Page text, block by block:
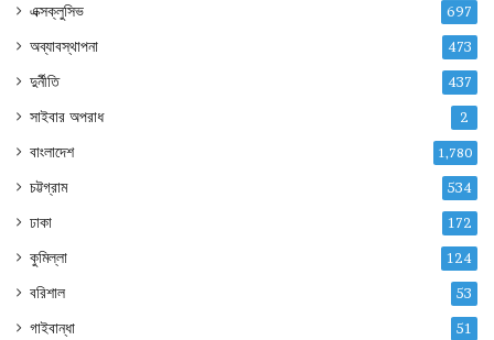
এক্সক্লুসিভ 697
অব্যাবস্থাপনা 473
দুর্নীতি 437
সাইবার অপরাধ 2
বাংলাদেশ 1,780
চট্টগ্রাম 534
ঢাকা 172
কুমিল্লা 124
বরিশাল 53
গাইবান্ধা 51